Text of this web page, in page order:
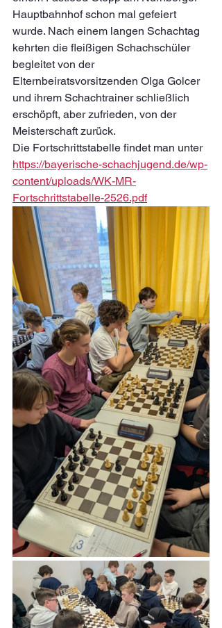
Hauptbahnhof schon mal gefeiert
wurde. Nach einem langen Schachtag
kehrten die fleißigen Schachschüler
begleitet von der
Elternbeiratsvorsitzenden Olga Golcer
und ihrem Schachtrainer schließlich
erschöpft, aber zufrieden, von der
Meisterschaft zurück.
Die Fortschrittstabelle findet man unter
https://bayerische-schachjugend.de/wp-
content/uploads/WK-MR-
Fortschrittstabelle-2526.pdf